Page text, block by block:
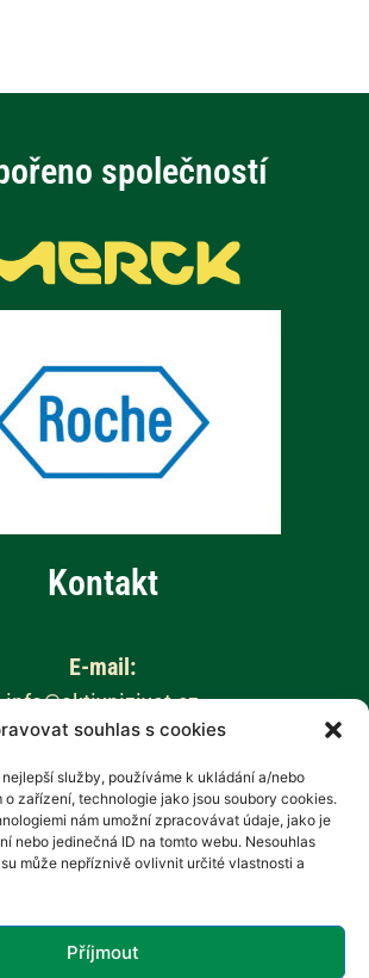
souhlas s cookies
služby, používáme k ukládání a/nebo
o zařízení, technologie jako jsou soubory cookies.
nám umožní zpracovávat údaje, jako je
nebo jedinečná ID na tomto webu. Nesouhlas
může nepříznivě ovlivnit určité vlastnosti a
Příjmout
společností
Kontakt
E-mail:
info@aktivnizivot.cz
Odborní garanti:
Eva Kubala Havrdová, CSc.
MUDr. Marta Vachová
z.s. – Hana Potměšilová